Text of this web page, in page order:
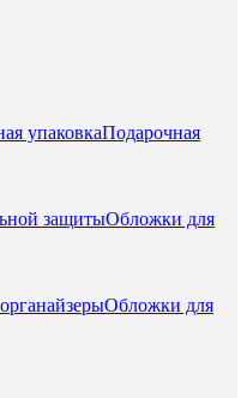
упаковкаПодарочная
защитыОбложки для
Обложки для